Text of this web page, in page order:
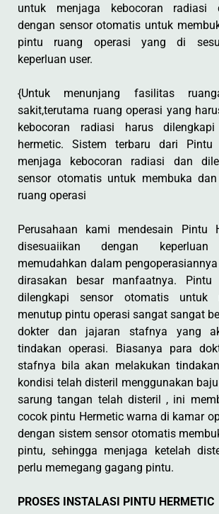
untuk menjaga kebocoran radiasi
dengan sensor otomatis untuk
pintu ruang operasi yang di
keperluan user.
{Untuk menunjang fasilitas
sakit,terutama ruang operasi yang
kebocoran radiasi harus
hermetic. Sistem terbaru dari Pintu
menjaga kebocoran radiasi dan
sensor otomatis untuk membuka
ruang operasi
Perusahaan kami mendesain Pintu
disesuaiikan dengan
memudahkan dalam
dirasakan besar manfaatnya. Pintu
dilengkapi sensor otomatis untuk
menutup pintu operasi sangat sangat
dokter dan jajaran stafnya yang
tindakan operasi. Biasanya para
stafnya bila akan melakukan
kondisi telah disteril menggunakan
sarung tangan telah disteril , ini
cocok pintu Hermetic warna di kamar
dengan sistem sensor otomatis
pintu, sehingga menjaga ketelah
perlu memegang gagang pintu.
PROSES INSTALASI PINTU HERMETIC